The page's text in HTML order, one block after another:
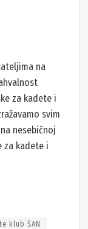
na
za kadete i
svim
nesebičnoj
za kadete i
klub ŠAN